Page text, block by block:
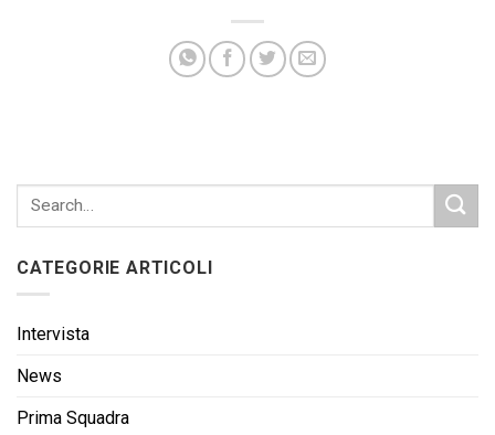
CATEGORIE ARTICOLI
Intervista
News
Prima Squadra